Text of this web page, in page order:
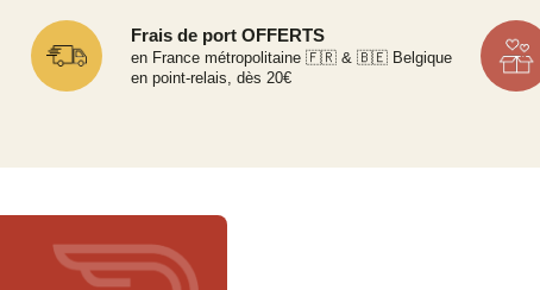
Frais de port OFFERTS
en France métropolitaine 🇫🇷 & 🇧🇪 Belgique
en point-relais, dès 20€